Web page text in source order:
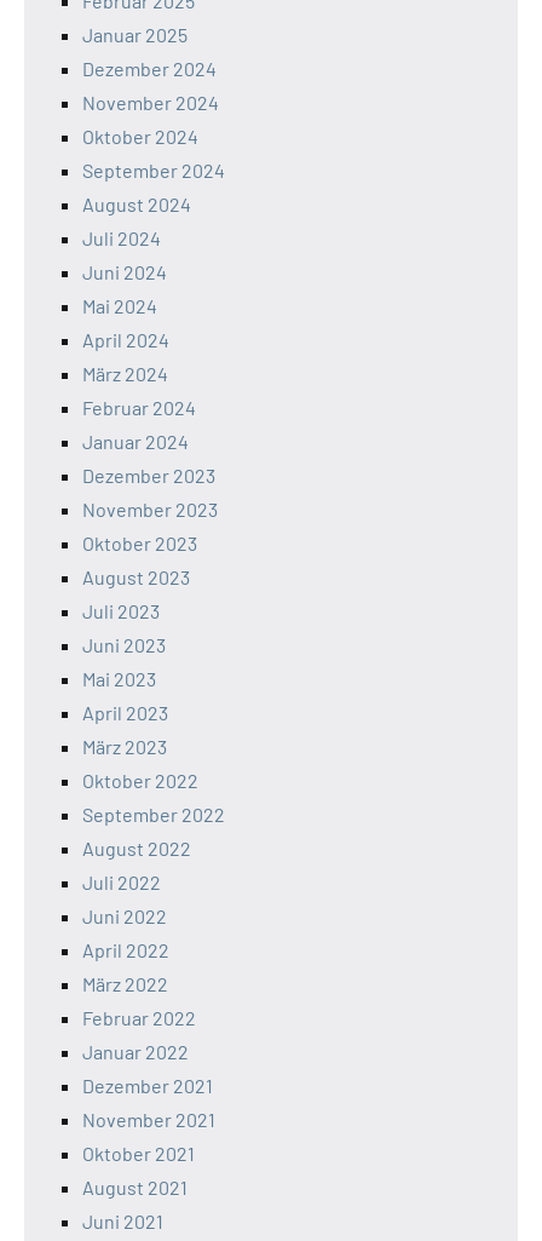
Januar 2025
Dezember 2024
November 2024
Oktober 2024
September 2024
August 2024
Juli 2024
Juni 2024
Mai 2024
April 2024
März 2024
Februar 2024
Januar 2024
Dezember 2023
November 2023
Oktober 2023
August 2023
Juli 2023
Juni 2023
Mai 2023
April 2023
März 2023
Oktober 2022
September 2022
August 2022
Juli 2022
Juni 2022
April 2022
März 2022
Februar 2022
Januar 2022
Dezember 2021
November 2021
Oktober 2021
August 2021
Juni 2021